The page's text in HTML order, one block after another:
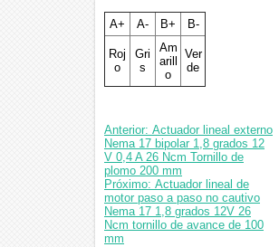
A+ A- B+ B-
Roj
o
Gri
s
Am
arill
o
Ver
de
Anterior: Actuador lineal externo
Nema 17 bipolar 1,8 grados 12
V 0,4 A 26 Ncm Tornillo de
plomo 200 mm
Próximo: Actuador lineal de
motor paso a paso no cautivo
Nema 17 1,8 grados 12V 26
Ncm tornillo de avance de 100
mm